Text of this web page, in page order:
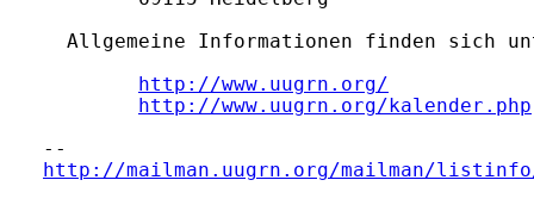
Allgemeine Informationen finden sich
http://www.uugrn.org/
http://www.uugrn.org/kalender.php
http://mailman.uugrn.org/mailman/